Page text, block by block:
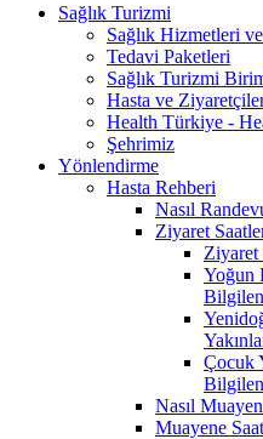
Sağlık Turizmi
Sağlık Hizmetleri
Tedavi Paketleri
Sağlık Turizmi
Hasta ve
Health Türkiye -
Şehrimiz
Yönlendirme
Hasta Rehberi
Nasıl
Ziyaret
Ziyaret
Yoğun
Çocuk
Nasıl
Muayene